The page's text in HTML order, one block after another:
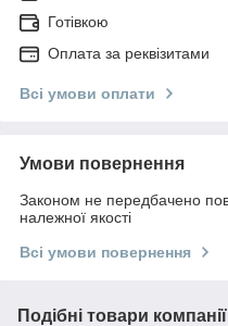
Готівкою
Оплата за реквізитами
Всі умови оплати
Умови повернення
Законом не передбачено
належної якості
Всі умови повернення
Подібні товари компанії